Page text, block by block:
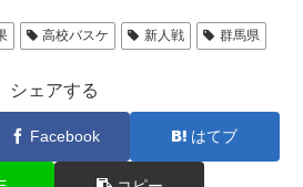
高校バスケ 新人戦 群馬県
シェアする
Facebook はてブ